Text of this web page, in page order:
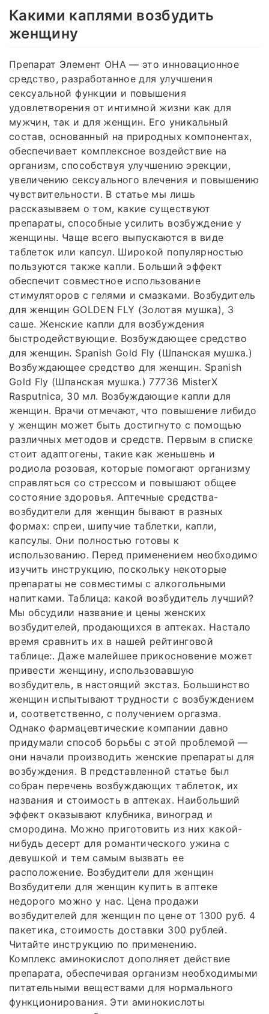
Какими каплями возбудить
женщину
Препарат Элемент ОНА — это инновационное
средство, разработанное для улучшения
сексуальной функции и повышения
удовлетворения от интимной жизни как для
мужчин, так и для женщин. Его уникальный
состав, основанный на природных компонентах,
обеспечивает комплексное воздействие на
организм, способствуя улучшению эрекции,
увеличению сексуального влечения и повышению
чувствительности. В статье мы лишь
рассказываем о том, какие существуют
препараты, способные усилить возбуждение у
женщины. Чаще всего выпускаются в виде
таблеток или капсул. Широкой популярностью
пользуются также капли. Больший эффект
обеспечит совместное использование
стимуляторов с гелями и смазками. Возбудитель
для женщин GOLDEN FLY (Золотая мушка), 3
саше. Женские капли для возбуждения
быстродействующие. Возбуждающее средство
для женщин. Spanish Gold Fly (Шпанская мушка.)
Возбуждающее средство для женщин. Spanish
Gold Fly (Шпанская мушка.) 77736 MisterX
Rasputnica, 30 мл. Возбуждающие капли для
женщин. Врачи отмечают, что повышение либидо
у женщин может быть достигнуто с помощью
различных методов и средств. Первым в списке
стоит адаптогены, такие как женьшень и
родиола розовая, которые помогают организму
справляться со стрессом и повышают общее
состояние здоровья. Аптечные средства-
возбудители для женщин бывают в разных
формах: спреи, шипучие таблетки, капли,
капсулы. Они полностью готовы к
использованию. Перед применением необходимо
изучить инструкцию, поскольку некоторые
препараты не совместимы с алкогольными
напитками. Таблица: какой возбудитель лучший?
Мы обсудили название и цены женских
возбудителей, продающихся в аптеках. Настало
время сравнить их в нашей рейтинговой
таблице:. Даже малейшее прикосновение может
привести женщину, использовавшую
возбудитель, в настоящий экстаз. Большинство
женщин испытывают трудности с возбуждением
и, соответственно, с получением оргазма.
Однако фармацевтические компании давно
придумали способ борьбы с этой проблемой —
они начали производить женские препараты для
возбуждения. В представленной статье был
собран перечень возбуждающих таблеток, их
названия и стоимость в аптеках. Наибольший
эффект оказывают клубника, виноград и
смородина. Можно приготовить из них какой-
нибудь десерт для романтического ужина с
девушкой и тем самым вызвать ее
расположение. Возбудители для женщин
Возбудители для женщин купить в аптеке
недорого можно у нас. Цена продажи
возбудителей для женщин по цене от 1300 руб. 4
пакетика, стоимость доставки 300 рублей.
Читайте инструкцию по применению.
Комплекс аминокислот дополняет действие
препарата, обеспечивая организм необходимыми
питательными веществами для нормального
функционирования. Эти аминокислоты